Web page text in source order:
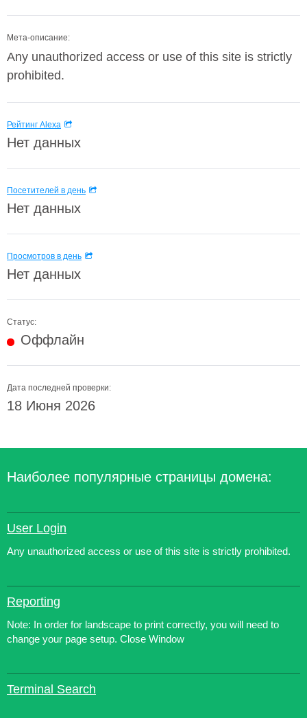
Мета-описание:
Any unauthorized access or use of this site is strictly
prohibited.
Рейтинг Alexa
Нет данных
Посетителей в день
Нет данных
Просмотров в день
Нет данных
Статус:
Оффлайн
Дата последней проверки:
18 Июня 2026
Наиболее популярные страницы домена:
User Login
Any unauthorized access or use of this site is strictly prohibited.
Reporting
Note: In order for landscape to print correctly, you will need to
change your page setup. Close Window
Terminal Search